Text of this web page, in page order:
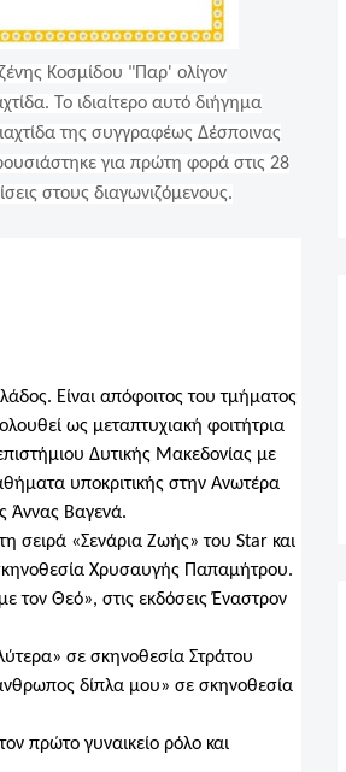
Κοσμίδου "Παρ' ολίγον
Το ιδιαίτερο αυτό διήγημα
της συγγραφέως Δέσποινας
για πρώτη φορά στις 28
στους διαγωνιζόμενους.
Είναι απόφοιτος του τμήματος
ως μεταπτυχιακή φοιτήτρια
Δυτικής Μακεδονίας με
υποκριτικής στην Ανωτέρα
Άννας Βαγενά.
σειρά «Σενάρια Ζωής» του Star και
Χρυσαυγής Παπαμήτρου.
τον Θεό», στις εκδόσεις Έναστρον
σε σκηνοθεσία Στράτου
δίπλα μου» σε σκηνοθεσία
πρώτο γυναικείο ρόλο και